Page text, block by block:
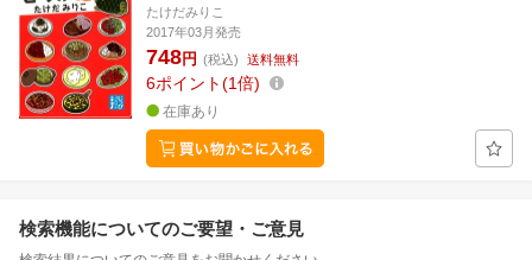
たけだみりこ
2017年03月発売
748円 (税込) 送料無料
6ポイント 1倍
在庫あり
検索機能についてのご要望・ご意見